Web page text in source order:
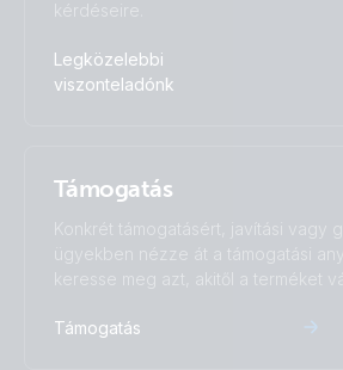
kérdéseire.
Legközelebbi
viszonteladónk
Támogatás
Konkrét támogatásért, javítási vagy
ügyekben nézze át a támogatási
keresse meg azt, akitől a terméket
Támogatás